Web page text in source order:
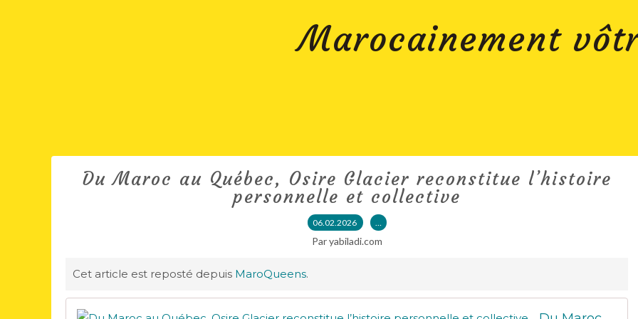
Marocainement
Du Maroc au Québec, Osire Glacier reconstitue l’histoire
personnelle et collective
06.02.2026 …
Par yabiladi.com
Cet article est reposté depuis MaroQueens.